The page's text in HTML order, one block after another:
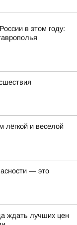
в этом году:
лёгкой и веселой
— это
ждать лучших цен